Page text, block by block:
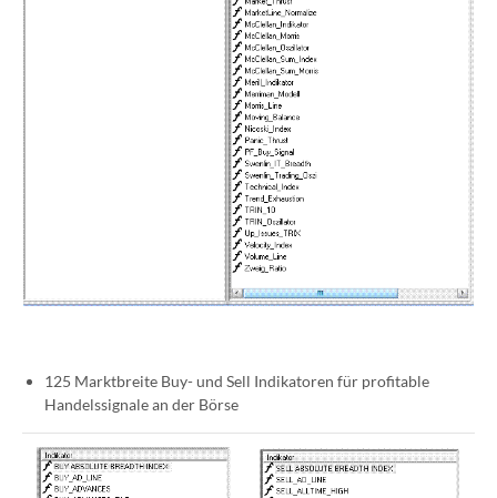
125 Marktbreite Buy- und Sell Indikatoren für profitable
Handelssignale an der Börse